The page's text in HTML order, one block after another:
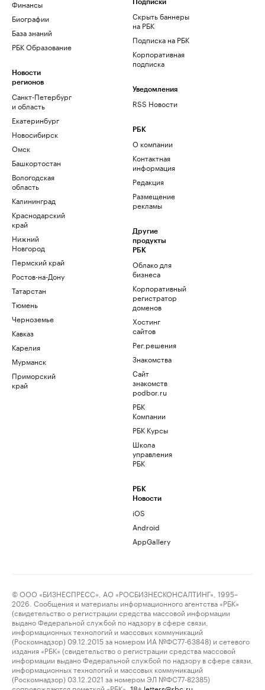
Финансы
Биографии
База знаний
РБК Образование
Новости
регионов
Санкт-Петербург
и область
Екатеринбург
Новосибирск
Омск
Башкортостан
Вологодская
область
Калининград
Краснодарский
край
Нижний
Новгород
Пермский край
Ростов-на-Дону
Татарстан
Тюмень
Черноземье
Кавказ
Карелия
Мурманск
Приморский
край
Подписки
Скрыть баннеры
на РБК
Подписка на РБК
Корпоративная
подписка
Уведомления
RSS Новости
РБК
О компании
Контактная
информация
Редакция
Размещение
рекламы
Другие
продукты
РБК
Облако для
бизнеса
Корпоративный
регистратор
доменов
Хостинг
сайтов
Рег.решения
Знакомства
Сайт
знакомств
podbor.ru
РБК
Компании
РБК Курсы
Школа
управления
РБК
РБК
Новости
iOS
Android
AppGallery
© ООО «БИЗНЕСПРЕСС», АО «РОСБИЗНЕСКОНСАЛТИНГ», 1995–
2026. Сообщения и материалы информационного агентства «РБК»
(свидетельство о регистрации средства массовой информации
выдано Федеральной службой по надзору в сфере связи,
информационных технологий и массовых коммуникаций
(Роскомнадзор) 09.12.2015 за номером ИА №ФС77-63848) и сетевого
издания «РБК» (свидетельство о регистрации средства массовой
информации выдано Федеральной службой по надзору в сфере связи,
информационных технологий и массовых коммуникаций
(Роскомнадзор) 03.12.2021 за номером ЭЛ №ФС77-82385)